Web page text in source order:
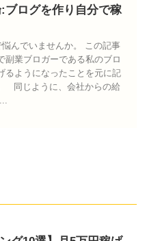
ブログを作り自分で稼
んでいませんか。 この記事
副業ブロガーである私のブロ
るようになったことを元に記
同じように、会社からの給